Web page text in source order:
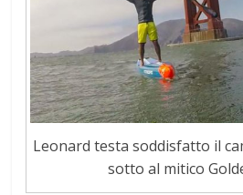
Leonard testa soddisfatto il
sotto al mitico